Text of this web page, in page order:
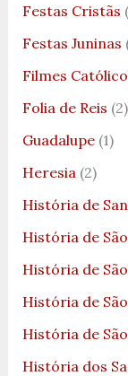
Festas Cristãs
Festas Juninas
Filmes
Folia de Reis (2)
Guadalupe(1)
Heresia (2)
História de
História de
História de
História de
História de
História dos